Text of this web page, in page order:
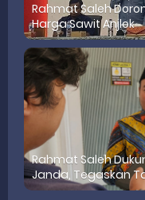
Rahmat Saleh
Harga Sawit Anjlok
‎Rahmat Saleh
Janda, Tegaskan